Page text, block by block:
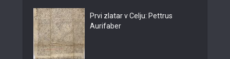
Prvi zlatar v Celju: Pettrus
Aurifaber